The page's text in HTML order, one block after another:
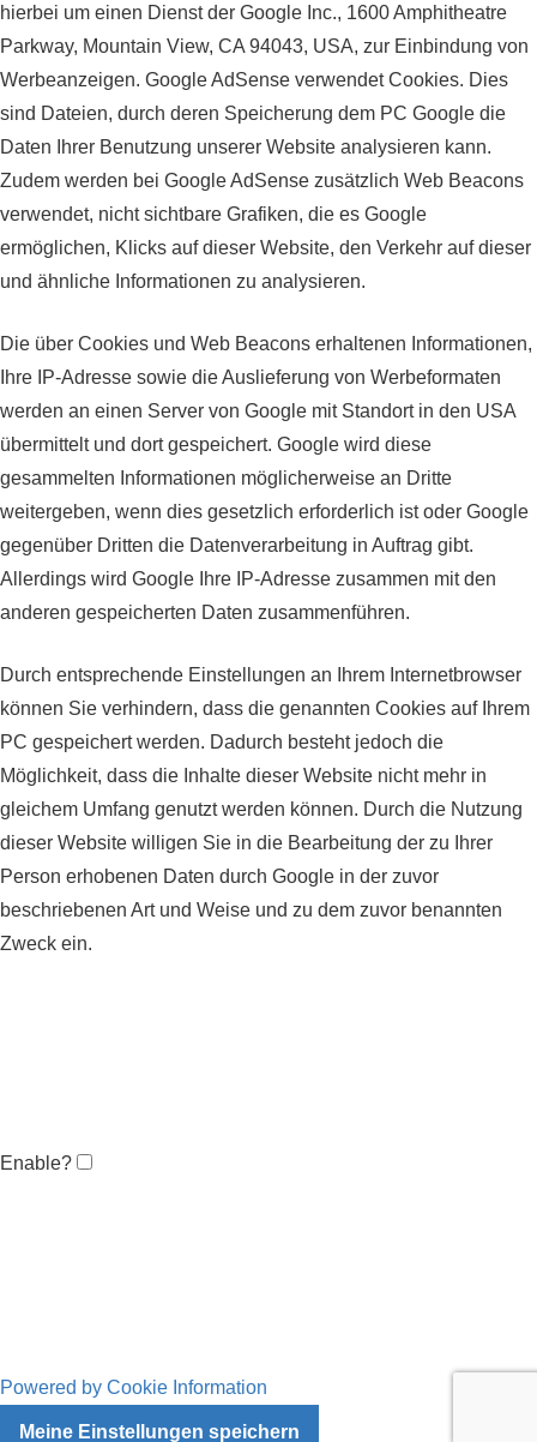
hierbei um einen Dienst der Google Inc., 1600 Amphitheatre
Parkway, Mountain View, CA 94043, USA, zur Einbindung von
Werbeanzeigen. Google AdSense verwendet Cookies. Dies
sind Dateien, durch deren Speicherung dem PC Google die
Daten Ihrer Benutzung unserer Website analysieren kann.
Zudem werden bei Google AdSense zusätzlich Web Beacons
verwendet, nicht sichtbare Grafiken, die es Google
ermöglichen, Klicks auf dieser Website, den Verkehr auf dieser
und ähnliche Informationen zu analysieren.
Die über Cookies und Web Beacons erhaltenen Informationen,
Ihre IP-Adresse sowie die Auslieferung von Werbeformaten
werden an einen Server von Google mit Standort in den USA
übermittelt und dort gespeichert. Google wird diese
gesammelten Informationen möglicherweise an Dritte
weitergeben, wenn dies gesetzlich erforderlich ist oder Google
gegenüber Dritten die Datenverarbeitung in Auftrag gibt.
Allerdings wird Google Ihre IP-Adresse zusammen mit den
anderen gespeicherten Daten zusammenführen.
Durch entsprechende Einstellungen an Ihrem Internetbrowser
können Sie verhindern, dass die genannten Cookies auf Ihrem
PC gespeichert werden. Dadurch besteht jedoch die
Möglichkeit, dass die Inhalte dieser Website nicht mehr in
gleichem Umfang genutzt werden können. Durch die Nutzung
dieser Website willigen Sie in die Bearbeitung der zu Ihrer
Person erhobenen Daten durch Google in der zuvor
beschriebenen Art und Weise und zu dem zuvor benannten
Zweck ein.
Enable?
Powered by Cookie Information
Meine Einstellungen speichern